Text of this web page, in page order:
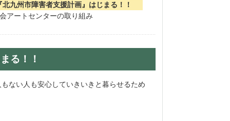
北九州市障害者支援計画』はじまる！！
アートセンターの取り組み
る！！
ない人も安心していきいきと暮らせるため